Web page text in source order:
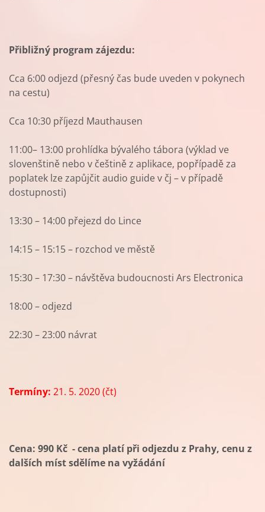
Přibližný program zájezdu:
Cca 6:00 odjezd (přesný čas bude uveden v pokynech
na cestu)
Cca 10:30 příjezd Mauthausen
11:00– 13:00 prohlídka bývalého tábora (výklad ve
slovenštině nebo v češtině z aplikace, popřípadě za
poplatek lze zapůjčit audio guide v čj – v případě
dostupnosti)
13:30 – 14:00 přejezd do Lince
14:15 – 15:15 – rozchod ve městě
15:30 – 17:30 – návštěva budoucnosti Ars Electronica
18:00 – odjezd
22:30 – 23:00 návrat
Termíny: 21. 5. 2020 (čt)
Cena: 990 Kč - cena platí při odjezdu z Prahy, cenu z
dalších míst sdělíme na vyžádání